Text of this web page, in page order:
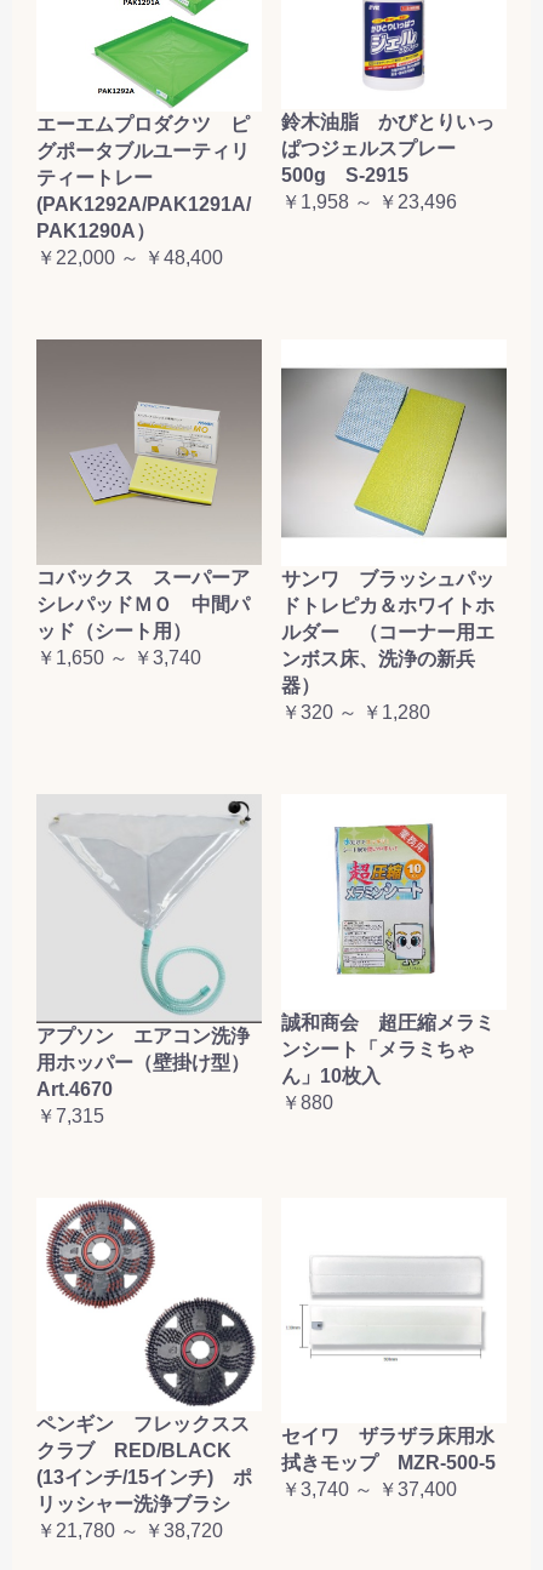
エーエムプロダクツ ピ
グポータブルユーティリ
ティートレー
(PAK1292A/PAK1291A/
PAK1290A）
￥22,000 ～ ￥48,400
鈴木油脂 かびとりいっ
ぱつジェルスプレー
500g S-2915
￥1,958 ～ ￥23,496
コバックス スーパーア
シレパッドＭＯ 中間パ
ッド（シート用）
￥1,650 ～ ￥3,740
サンワ ブラッシュパッ
ドトレピカ＆ホワイトホ
ルダー （コーナー用エ
ンボス床、洗浄の新兵
器）
￥320 ～ ￥1,280
アプソン エアコン洗浄
用ホッパー（壁掛け型）
Art.4670
￥7,315
誠和商会 超圧縮メラミ
ンシート「メラミちゃ
ん」10枚入
￥880
ペンギン フレックスス
クラブ RED/BLACK
(13インチ/15インチ) ポ
リッシャー洗浄ブラシ
￥21,780 ～ ￥38,720
セイワ ザラザラ床用水
拭きモップ MZR-500-5
￥3,740 ～ ￥37,400